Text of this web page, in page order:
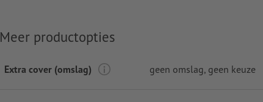
Meer productopties
Extra cover (omslag) geen omslag, geen keuze